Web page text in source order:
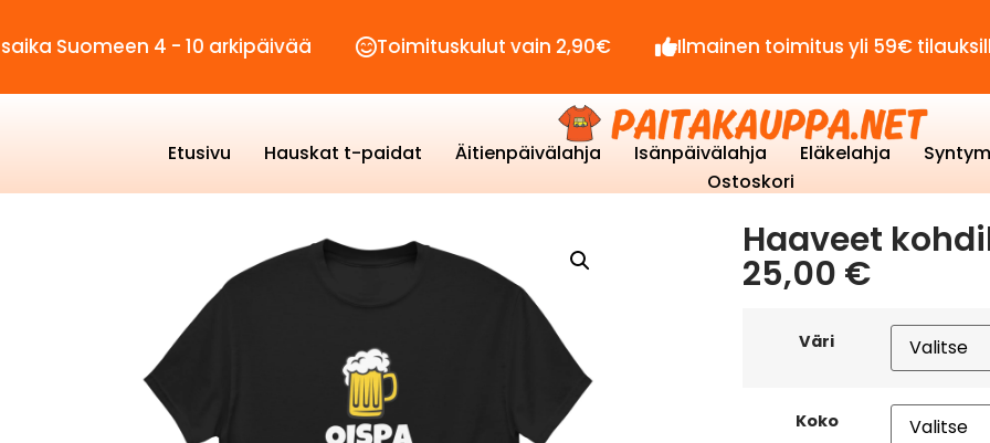
4 - 10 arkipäivää Toimituskulut vain 2,90€ Ilmainen toimitus yli 59€ tilauksille!
Etusivu Hauskat t-paidat Äitienpäivälahja Isänpäivälahja Eläkelahja
Ostoskori
Haaveet
25,00 €
Väri
Koko